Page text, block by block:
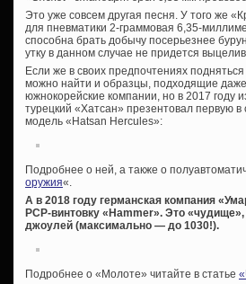
Это уже совсем другая песня. У того же
для пневматики 2-граммовая 6,35-
способна брать добычу посерьезнее
утку в данном случае не придется
Если же в своих предпочтениях
можно найти и образцы, подходящие
южнокорейские компании, но в 2017 году
турецкий «Хатсан» презентовал первую
модель «Hatsan Hercules»:
Подробнее о ней, а также о
оружия«.
А в 2018 году германская компания
PCP-винтовку «Hammer». Это
джоулей (максимально — до 1030!).
Подробнее о «Молоте» читайте в статье